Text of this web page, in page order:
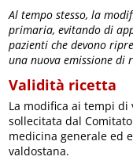
Al tempo stesso, la
primaria, evitando di
pazienti che devono
una nuova emissione di
Validità ricetta
La modifica ai tempi
sollecitata dal
medicina generale ed
valdostana.